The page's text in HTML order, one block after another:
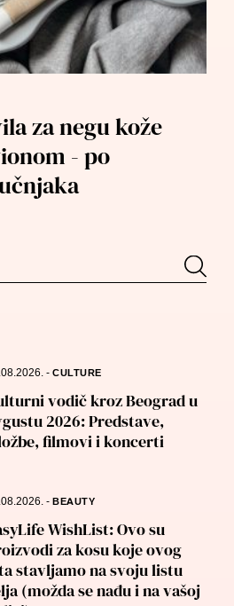
za negu kože
- po
-CULTURE
vodič kroz Beograd u
2026: Predstave,
filmovi i koncerti
-BEAUTY
WishList: Ovo su
za kosu koje ovog
stavljamo na svoju listu
(možda se nađu i na vašoj